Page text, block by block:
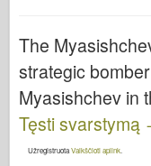
The
strategic
Myasishchev in
Tęsti svarstymą
UžregistruotaVaikščioti aplink